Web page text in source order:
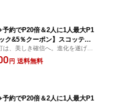
+予約でP20倍＆2人に1人最大P1
ク&5％クーポン】スコッティ
ン SCOTTY CAMERON 2025
5.2 パター ファントム 5.2
は、美しき確信へ。進化を遂げたP
5.2。
円 送料無料
+予約でP20倍＆2人に1人最大P1